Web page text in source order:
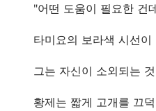
"어떤 도움이 필요한 건
타미요의 보라색 시선
그는 자신이 소외되는
황제는 짧게 고개를 끄